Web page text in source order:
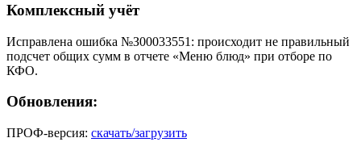
Комплексный учёт
Исправлена ошибка №З00033551: происходит не правильный
подсчет общих сумм в отчете «Меню блюд» при отборе по
КФО.
Обновления:
ПРОФ-версия: скачать/загрузить